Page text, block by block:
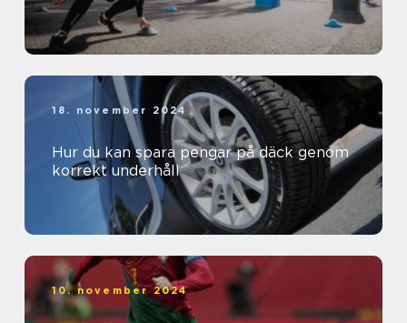
18. november 2024
Hur du kan spara pengar på däck genom
korrekt underhåll
10. november 2024